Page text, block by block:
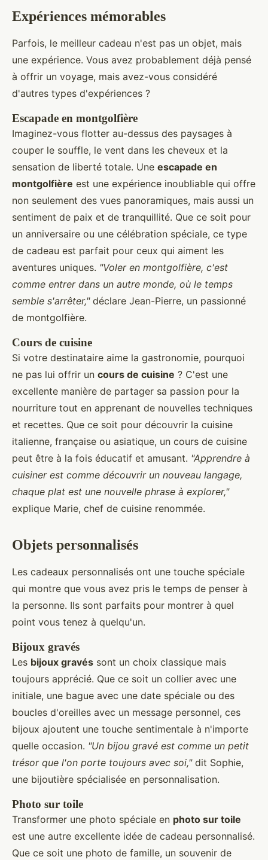
Expériences mémorables
Parfois, le meilleur cadeau n'est pas un objet, mais
une expérience. Vous avez probablement déjà pensé
à offrir un voyage, mais avez-vous considéré
d'autres types d'expériences ?
Escapade en montgolfière
Imaginez-vous flotter au-dessus des paysages à
couper le souffle, le vent dans les cheveux et la
sensation de liberté totale. Une escapade en
montgolfière est une expérience inoubliable qui offre
non seulement des vues panoramiques, mais aussi un
sentiment de paix et de tranquillité. Que ce soit pour
un anniversaire ou une célébration spéciale, ce type
de cadeau est parfait pour ceux qui aiment les
aventures uniques. "Voler en montgolfière, c'est
comme entrer dans un autre monde, où le temps
semble s'arrêter,"déclare Jean-Pierre, un passionné
de montgolfière.
Cours de cuisine
Si votre destinataire aime la gastronomie, pourquoi
ne pas lui offrir un cours de cuisine ? C'est une
excellente manière de partager sa passion pour la
nourriture tout en apprenant de nouvelles techniques
et recettes. Que ce soit pour découvrir la cuisine
italienne, française ou asiatique, un cours de cuisine
peut être à la fois éducatif et amusant. "Apprendre à
cuisiner est comme découvrir un nouveau langage,
chaque plat est une nouvelle phrase à explorer,"
explique Marie, chef de cuisine renommée.
Objets personnalisés
Les cadeaux personnalisés ont une touche spéciale
qui montre que vous avez pris le temps de penser à
la personne. Ils sont parfaits pour montrer à quel
point vous tenez à quelqu'un.
Bijoux gravés
Les bijoux gravés sont un choix classique mais
toujours apprécié. Que ce soit un collier avec une
initiale, une bague avec une date spéciale ou des
boucles d'oreilles avec un message personnel, ces
bijoux ajoutent une touche sentimentale à n'importe
quelle occasion. "Un bijou gravé est comme un petit
trésor que l'on porte toujours avec soi,"dit Sophie,
une bijoutière spécialisée en personnalisation.
Photo sur toile
Transformer une photo spéciale en photo sur toile
est une autre excellente idée de cadeau personnalisé.
Que ce soit une photo de famille, un souvenir de